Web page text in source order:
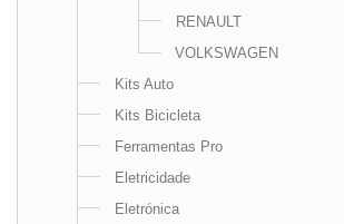
RENAULT
VOLKSWAGEN
Kits Auto
Kits Bicicleta
Ferramentas Pro
Eletricidade
Eletrónica